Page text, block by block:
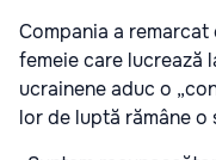
Compania a
femeie care lucrează
ucrainene aduc o
lor de luptă rămâne o